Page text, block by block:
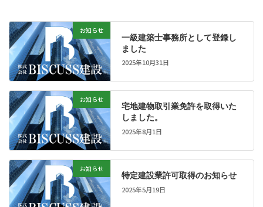
お知らせ
一級建築士事務所として登録し
ました
2025年10月31日
お知らせ
宅地建物取引業免許を取得いた
しました。
2025年8月1日
お知らせ
特定建設業許可取得のお知らせ
2025年5月19日